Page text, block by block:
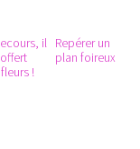
il
offert
!
Repérer un
plan foireux